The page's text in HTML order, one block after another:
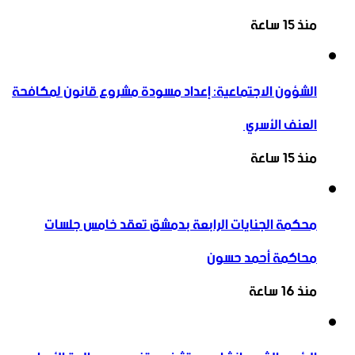
منذ 15 ساعة
الشؤون الاجتماعية: إعداد مسودة مشروع قانون لمكافحة
العنف الأسري ‏
منذ 15 ساعة
محكمة الجنايات الرابعة بدمشق تعقد خامس جلسات
محاكمة أحمد حسون
منذ 16 ساعة